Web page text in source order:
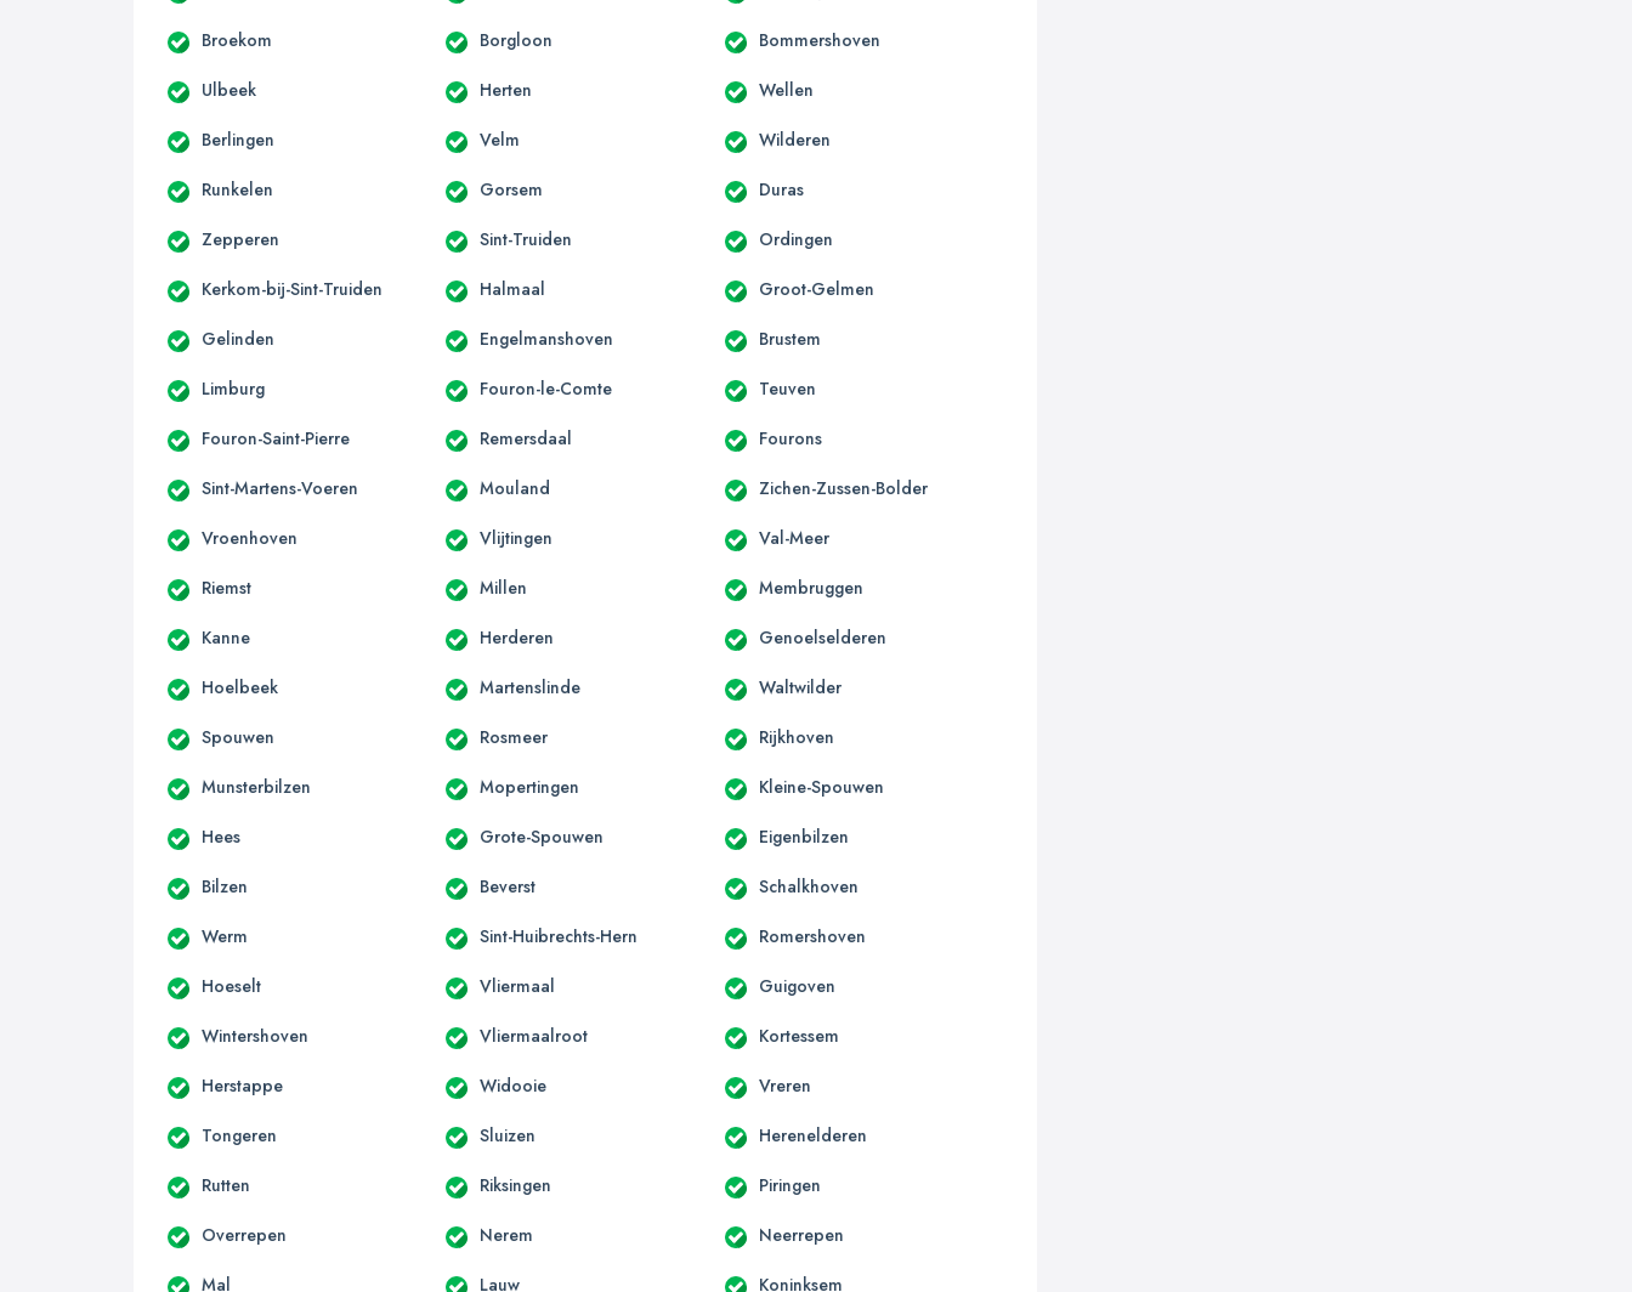
Broekom Borgloon Bommershoven
Ulbeek Herten Wellen
Berlingen Velm Wilderen
Runkelen Gorsem Duras
Zepperen Sint-Truiden Ordingen
Kerkom-bij-Sint-Truiden Halmaal Groot-Gelmen
Gelinden Engelmanshoven Brustem
Limburg Fouron-le-Comte Teuven
Fouron-Saint-Pierre Remersdaal Fourons
Sint-Martens-Voeren Mouland Zichen-Zussen-Bolder
Vroenhoven Vlijtingen Val-Meer
Riemst Millen Membruggen
Kanne Herderen Genoelselderen
Hoelbeek Martenslinde Waltwilder
Spouwen Rosmeer Rijkhoven
Munsterbilzen Mopertingen Kleine-Spouwen
Hees Grote-Spouwen Eigenbilzen
Bilzen Beverst Schalkhoven
Werm Sint-Huibrechts-Hern Romershoven
Hoeselt Vliermaal Guigoven
Wintershoven Vliermaalroot Kortessem
Herstappe Widooie Vreren
Tongeren Sluizen Herenelderen
Rutten Riksingen Piringen
Overrepen Nerem Neerrepen
Mal Lauw Koninksem